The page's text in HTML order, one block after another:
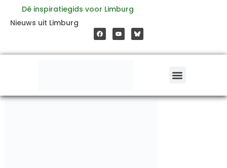
inhoud
Dé inspiratiegids voor Limburg
Nieuws uit Limburg
a
c
e
o
o
o
u
t
b
e